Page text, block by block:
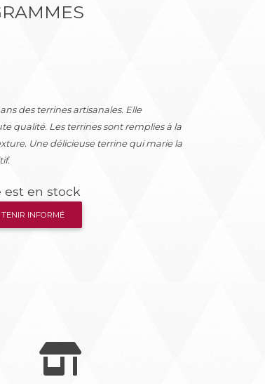
des terrines artisanales. Elle
qualité. Les terrines sont remplies à la
Une délicieuse terrine qui marie la
en stock
TENIR INFORMÉ